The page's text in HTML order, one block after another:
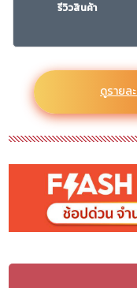
รีวิวสินค้า
ดูรายล